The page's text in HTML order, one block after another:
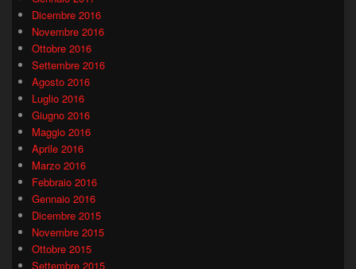
Dicembre 2016
Novembre 2016
Ottobre 2016
Settembre 2016
Agosto 2016
Luglio 2016
Giugno 2016
Maggio 2016
Aprile 2016
Marzo 2016
Febbraio 2016
Gennaio 2016
Dicembre 2015
Novembre 2015
Ottobre 2015
Settembre 2015